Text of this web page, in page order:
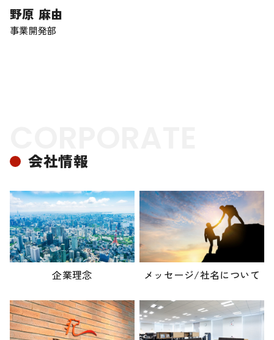
野原 麻由
事業開発部
会社情報
企業理念 メッセージ/社名について